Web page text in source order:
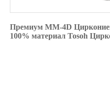
Премиум MM-4D
100% материал Tosoh